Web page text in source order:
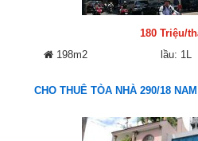
180 Triệu/
198m2
lầu: 1L
CHO THUÊ TÒA NHÀ 290/18